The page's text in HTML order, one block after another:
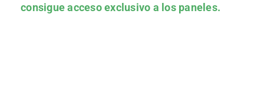
consigue acceso exclusivo a los paneles.